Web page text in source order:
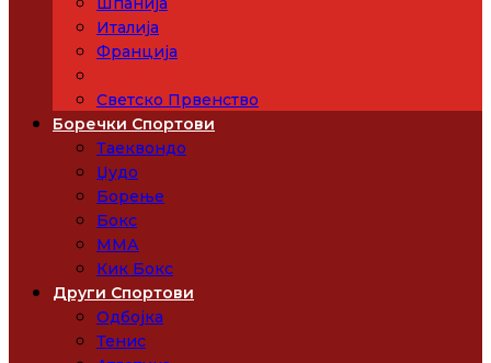
Италија
Франција
Светско Првенство
Боречки Спортови
Таеквондо
Џудо
Борење
Бокс
ММА
Кик Бокс
Други Спортови
Одбојка
Тенис